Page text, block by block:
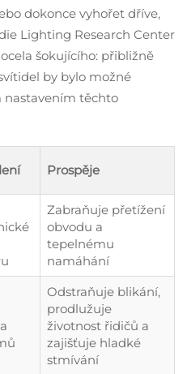
dokonce vyhořet dříve,
Lighting Research Center
šokujícího: přibližně
by bylo možné
nastavením těchto
Prospěje
Zabraňuje přetížení
obvodu a
tepelnému
namáhání
Odstraňuje blikání,
prodlužuje
životnost řidičů a
zajišťuje hladké
stmívání